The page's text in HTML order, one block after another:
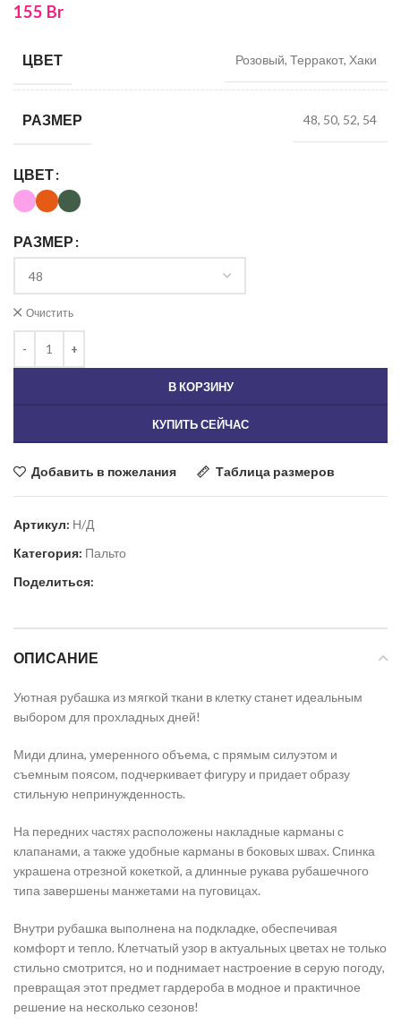
155 Br
ЦВЕТ Розовый, Терракот, Хаки
РАЗМЕР 48, 50, 52, 54
ЦВЕТ
РАЗМЕР
Очистить
В КОРЗИНУ
КУПИТЬ СЕЙЧАС
Добавить в пожелания Таблица размеров
Артикул: Н/Д
Категория: Пальто
Поделиться:
ОПИСАНИЕ
Уютная рубашка из мягкой ткани в клетку станет идеальным
выбором для прохладных дней!
Миди длина, умеренного объема, с прямым силуэтом и
съемным поясом, подчеркивает фигуру и придает образу
стильную непринужденность.
На передних частях расположены накладные карманы с
клапанами, а также удобные карманы в боковых швах. Спинка
украшена отрезной кокеткой, а длинные рукава рубашечного
типа завершены манжетами на пуговицах.
Внутри рубашка выполнена на подкладке, обеспечивая
комфорт и тепло. Клетчатый узор в актуальных цветах не только
стильно смотрится, но и поднимает настроение в серую погоду,
превращая этот предмет гардероба в модное и практичное
решение на несколько сезонов!